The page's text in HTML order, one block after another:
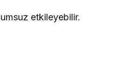
etkileyebilir.